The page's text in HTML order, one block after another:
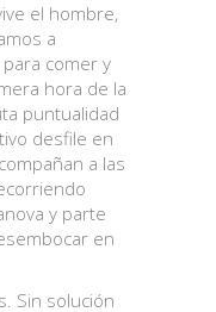
el hombre,
a
comer y
hora de la
puntualidad
desfile en
a las
y parte
en
Sin solución